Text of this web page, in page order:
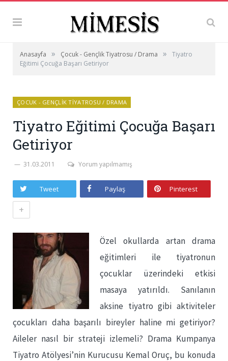
Anasayfa » Çocuk - Gençlik Tiyatrosu / Drama »
Tiyatro
Eğitimi Çocuğa Başarı Getiriyor
ÇOCUK - GENÇLIK TIYATROSU / DRAMA
Tiyatro Eğitimi Çocuğa Başarı
Getiriyor
31.03.2011 Yorum yapılmamış
Tweet Paylaş Pinterest
+
Özel okullarda artan drama
eğitimleri ile tiyatronun
çocuklar üzerindeki etkisi
masaya yatırıldı. Sanılanın
aksine tiyatro gibi aktiviteler
çocukları daha başarılı bireyler haline mi getiriyor?
Aileler nasıl bir strateji izlemeli? Drama Kumpanya
Tiyatro Atölyesi’nin Kurucusu Kemal Oruç, bu konuda